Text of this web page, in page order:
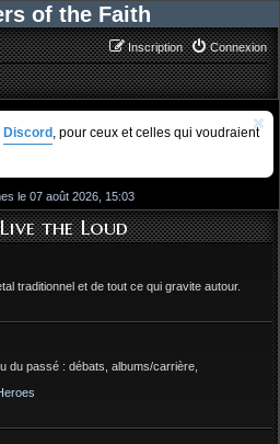
of the Faith
Connexion
Inscription
Discord , pour ceux et celles qui voudraient
le 07 août 2026, 15:03
the Loud
traditionnel et de tout ce qui gravite autour.
du passé : débats, albums/carrière,